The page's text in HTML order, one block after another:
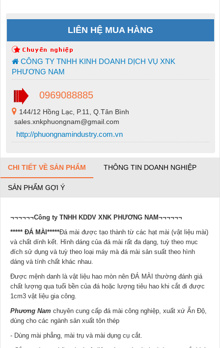
LIÊN HỆ MUA HÀNG
CÔNG TY TNHH KINH DOANH DỊCH VỤ XNK
PHƯƠNG NAM
0969088885
144/12 Hồng Lạc, P.11, Q.Tân Bình
sales.xnkphuongnam@gmail.com
http://phuongnamindustry.com.vn
CHI TIẾT VỀ SẢN PHẨM THÔNG TIN DOANH NGHIỆP
SẢN PHẨM GỢI Ý
¬¬¬¬¬¬Công ty TNHH KDDV XNK PHƯƠNG NAM¬¬¬¬¬¬
***** ĐÁ MÀI*****Đá mài được tạo thành từ các hạt mài (vật liệu mài)
và chất dính kết. Hình dáng của đá mài rất đa dạng, tuỳ theo mục
đích sử dụng và tuỳ theo loại máy mà đá mài sản suất theo hình
dáng và tính chất khác nhau.
Được mệnh danh là vật liệu hao mòn nên ĐÁ MÀI thường đánh giá
chất lượng qua tuổi bền của đá hoặc lượng tiêu hao khi cắt đi được
1cm3 vật liệu gia công.
Phương Nam chuyên cung cấp đá mài công nghiệp, xuất xứ Ấn Độ,
dùng cho các ngành sản xuất tôn thép
- Dùng mài phẳng, mài trụ và mài dụng cụ cắt.